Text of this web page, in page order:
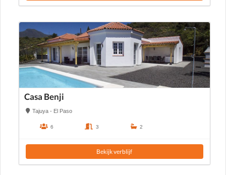
Casa Benji
Tajuya - El Paso
6 3 2
Bekijk verblijf